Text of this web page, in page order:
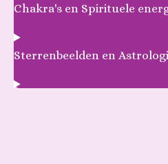
Chakra's en Spirituele
Sterrenbeelden en